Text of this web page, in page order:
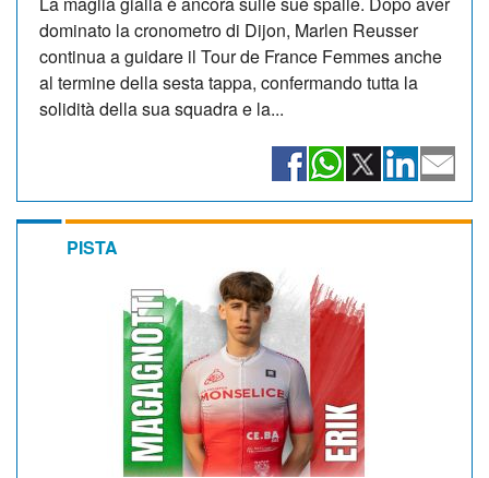
dominato la cronometro di Dijon, Marlen Reusser
continua a guidare il Tour de France Femmes anche
al termine della sesta tappa, confermando tutta la
solidità della sua squadra e la...
PISTA